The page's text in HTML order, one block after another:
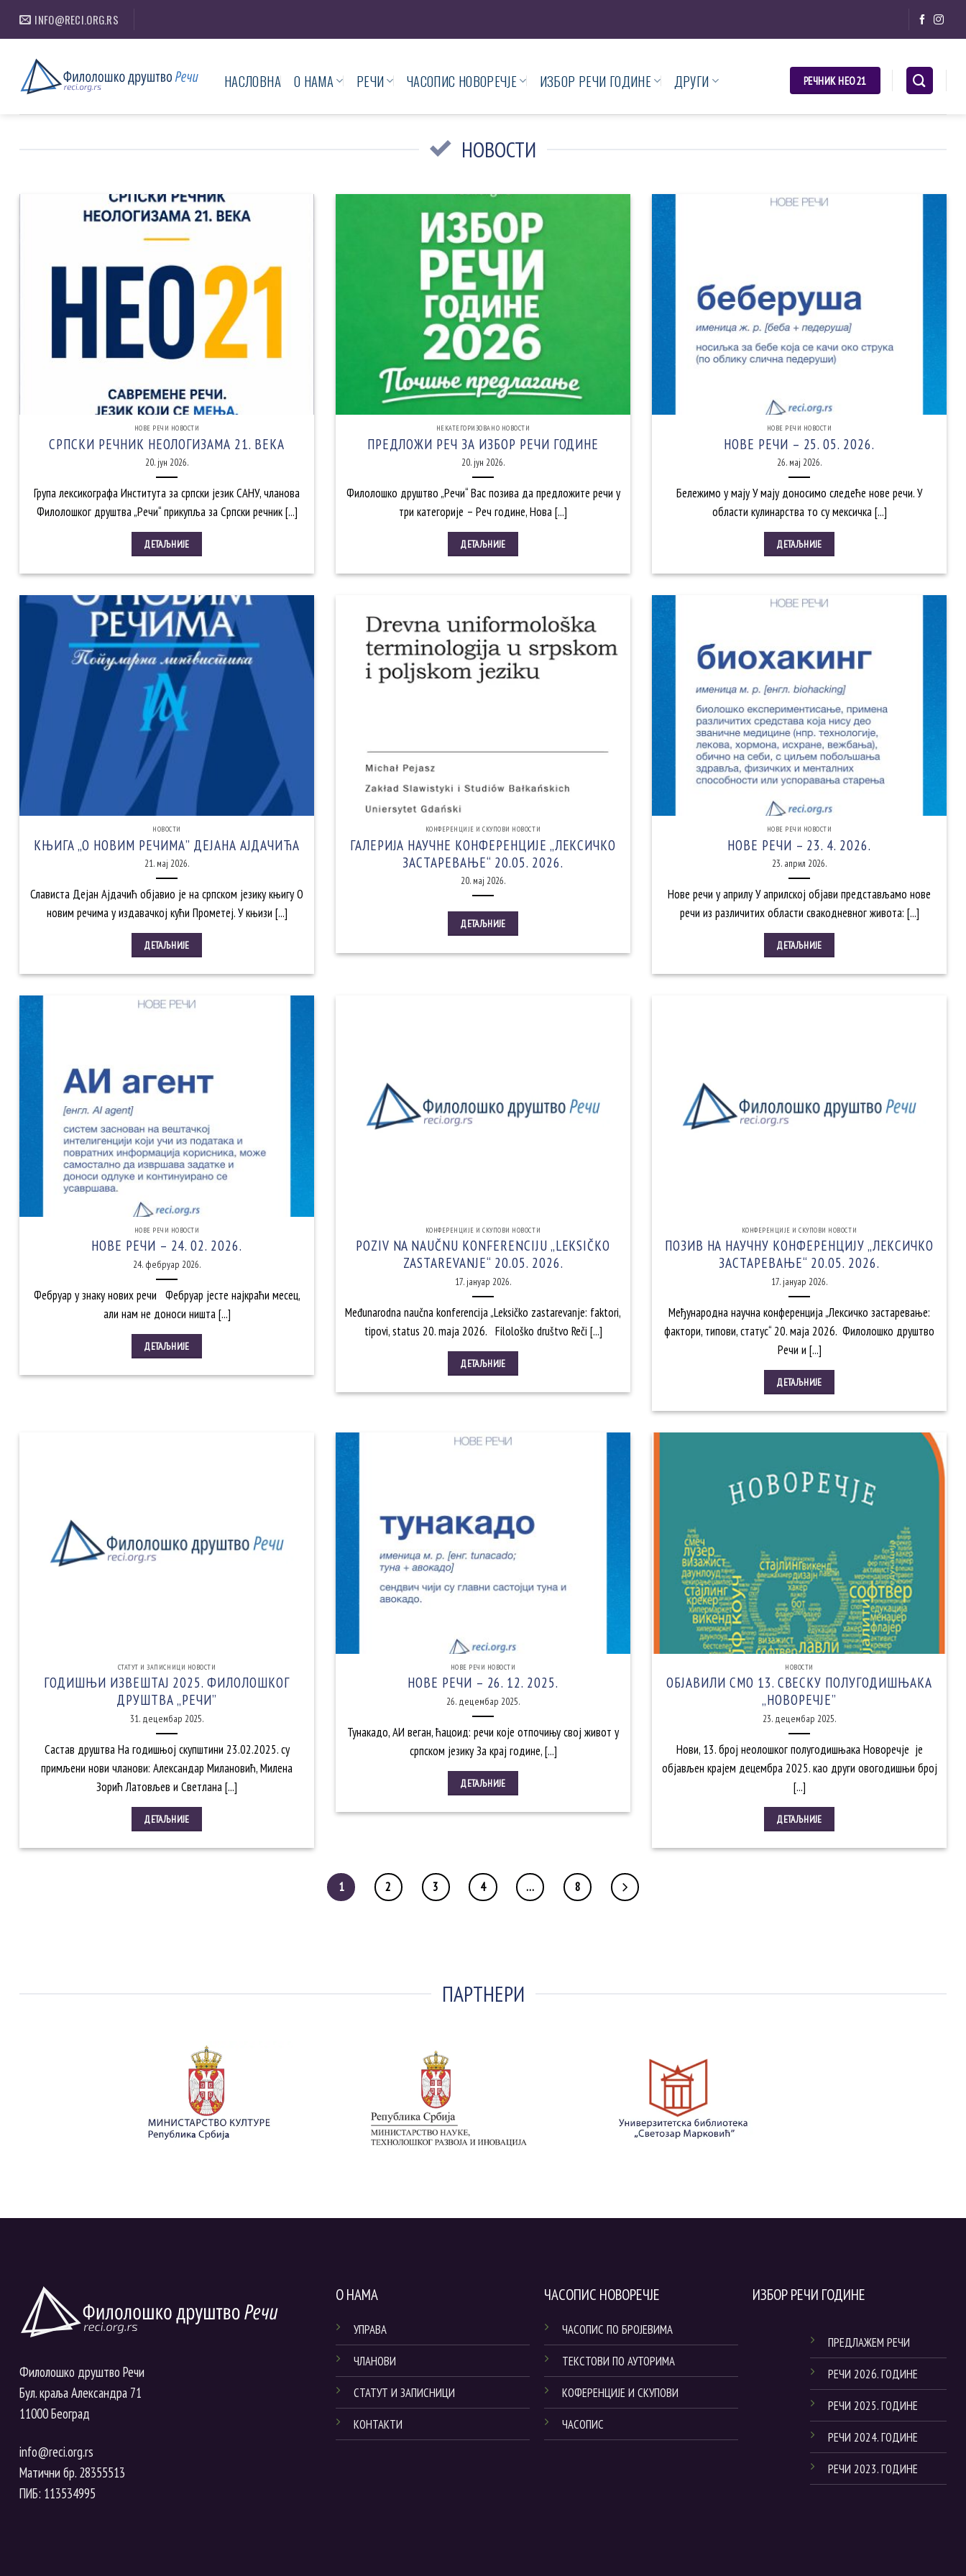
INFO@RECI.ORG.RS
НАСЛОВНА О НАМА РЕЧИ ЧАСОПИС НОВОРЕЧЈЕ ИЗБОР РЕЧИ ГОДИНЕ ДРУГИ РЕЧНИК НЕО21
НОВОСТИ
НОВЕ РЕЧИ НОВОСТИ
СРПСКИ РЕЧНИК НЕОЛОГИЗАМА 21. ВЕКА
20. јун 2026.
Група лексикографa Института за српски језик САНУ, чланова
Филолошког друштва „Речи“ прикупља за Српски речник [...]
ДЕТАЉНИЈЕ
НЕКАТЕГОРИЗОВАНО НОВОСТИ
ПРЕДЛОЖИ РЕЧ ЗА ИЗБОР РЕЧИ ГОДИНЕ
20. јун 2026.
Филолошко друштво „Речи“ Вас позива да предложите речи у
три категорије – Реч године, Нова [...]
ДЕТАЉНИЈЕ
НОВЕ РЕЧИ НОВОСТИ
НОВЕ РЕЧИ – 25. 05. 2026.
26. мај 2026.
Бележимо у мају У мају доносимо следеће нове речи. У
области кулинарства то су мексичка [...]
ДЕТАЉНИЈЕ
НОВОСТИ
КЊИГА „О НОВИМ РЕЧИМА” ДЕЈАНА АЈДАЧИЋА
21. мај 2026.
Слависта Дејан Ајдачић објавио је на српском језику књигу О
новим речима у издавачкој кући Прометеј. У књизи [...]
ДЕТАЉНИЈЕ
КОНФЕРЕНЦИЈЕ И СКУПОВИ НОВОСТИ
ГАЛЕРИЈА НАУЧНЕ КОНФЕРЕНЦИЈЕ „ЛЕКСИЧКО
ЗАСТАРЕВАЊЕ“ 20.05. 2026.
20. мај 2026.
ДЕТАЉНИЈЕ
НОВЕ РЕЧИ НОВОСТИ
НОВЕ РЕЧИ – 23. 4. 2026.
23. април 2026.
Нове речи у априлу У априлској објави представљамо нове
речи из различитих области свакодневног живота: [...]
ДЕТАЉНИЈЕ
НОВЕ РЕЧИ НОВОСТИ
НОВЕ РЕЧИ – 24. 02. 2026.
24. фебруар 2026.
Фебруар у знаку нових речи Фебруар јесте најкраћи месец,
али нам не доноси ништа [...]
ДЕТАЉНИЈЕ
КОНФЕРЕНЦИЈЕ И СКУПОВИ НОВОСТИ
POZIV NA NAUČNU KONFERENCIJU „LEKSIČKO
ZASTAREVANJE“ 20.05. 2026.
17. јануар 2026.
Međunarodna naučna konferencija „Leksičko zastarevanje: faktori,
tipovi, status 20. maja 2026. Filološko društvo Reči [...]
ДЕТАЉНИЈЕ
КОНФЕРЕНЦИЈЕ И СКУПОВИ НОВОСТИ
ПОЗИВ НА НАУЧНУ КОНФЕРЕНЦИЈУ „ЛЕКСИЧКО
ЗАСТАРЕВАЊЕ“ 20.05. 2026.
17. јануар 2026.
Међународна научна конференција „Лексичко застаревање:
фактори, типови, статус“ 20. маја 2026. Филолошко друштво
Речи и [...]
ДЕТАЉНИЈЕ
СТАТУТ И ЗАПИСНИЦИ НОВОСТИ
ГОДИШЊИ ИЗВЕШТАЈ 2025. ФИЛОЛОШКОГ
ДРУШТВА „РЕЧИ”
31. децембар 2025.
Састав друштва На годишњој скупштини 23.02.2025. су
примљени нови чланови: Александар Милановић, Милена
Зорић Латовљев и Светлана [...]
ДЕТАЉНИЈЕ
НОВЕ РЕЧИ НОВОСТИ
НОВЕ РЕЧИ – 26. 12. 2025.
26. децембар 2025.
Тунакадо, АИ веган, ћацоид: речи које отпочињу свој живот у
српском језику За крај године, [...]
ДЕТАЉНИЈЕ
НОВОСТИ
ОБЈАВИЛИ СМО 13. СВЕСКУ ПОЛУГОДИШЊАКА
„НОВОРЕЧЈЕ”
23. децембар 2025.
Нови, 13. број неолошког полугодишњака Новоречје је
објављен крајем децембра 2025. као други овогодишњи број
[...]
ДЕТАЉНИЈЕ
1 2 3 4 … 8
ПАРТНЕРИ
Филолошко друштво Речи
Бул. краља Александра 71
11000 Београд
info@reci.org.rs
Матични бр. 28355513
ПИБ: 113534995
О НАМА
УПРАВА
ЧЛАНОВИ
СТАТУТ И ЗАПИСНИЦИ
КОНТАКТИ
ЧАСОПИС НОВОРЕЧЈЕ
ЧАСОПИС ПО БРОЈЕВИМА
ТЕКСТОВИ ПО АУТОРИМА
КОФЕРЕНЦИЈЕ И СКУПОВИ
ЧАСОПИС
ИЗБОР РЕЧИ ГОДИНЕ
ПРЕДЛАЖЕМ РЕЧИ
РЕЧИ 2026. ГОДИНЕ
РЕЧИ 2025. ГОДИНЕ
РЕЧИ 2024. ГОДИНЕ
РЕЧИ 2023. ГОДИНЕ